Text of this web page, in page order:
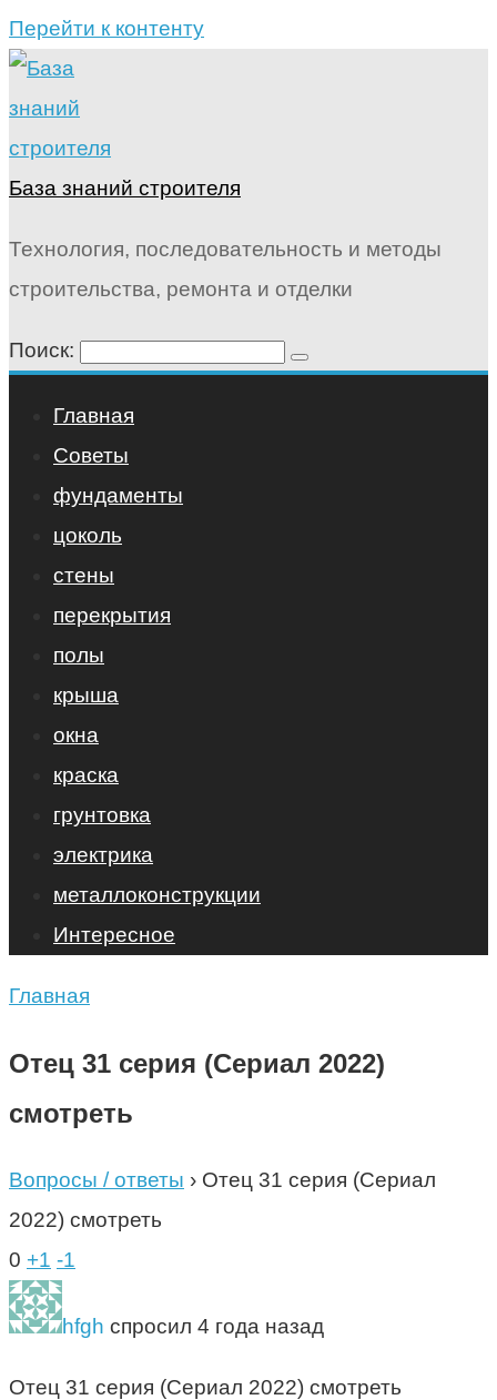
Перейти к контенту
База знаний строителя
Технология, последовательность и методы
строительства, ремонта и отделки
Поиск:
Главная
Советы
фундаменты
цоколь
стены
перекрытия
полы
крыша
окна
краска
грунтовка
электрика
металлоконструкции
Интересное
Главная
Отец 31 серия (Сериал 2022)
смотреть
Вопросы / ответы › Отец 31 серия (Сериал
2022) смотреть
0 +1 -1
hfgh спросил 4 года назад
Отец 31 серия (Сериал 2022) смотреть